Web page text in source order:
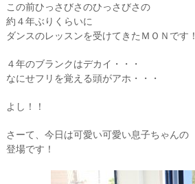
この前ひっさびさのひっさびさの
約４年ぶりくらいに
ダンスのレッスンを受けてきたＭＯＮです！
４年のブランクはデカイ・・・
なにせフリを覚える頭がアホ・・・
よし！！
さーて、今日は可愛い可愛い息子ちゃんの
登場です！